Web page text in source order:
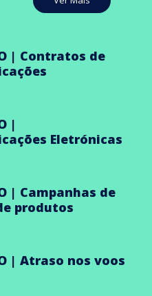
| Contratos de
|
Eletrónicas
| Campanhas de
produtos
| Atraso nos voos